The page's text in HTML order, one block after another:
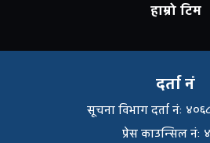
हाम्रो टिम
दर्ता नं
सूचना विभाग दर्ता नंः
प्रेस काउन्सिल नंः